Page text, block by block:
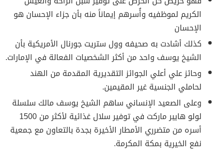
الكريم لموظفيه وأُسرهم إيماناً منه بأن جزاء الإحسان هو
الإحسان
كذلك أشادت به صحيفه وول ستريت جورنال الأمريكية بأن
الشيخ يوسف واحد من أكثر الشخصيات الفعالة في الإمارات.
وحائز علي أعلي الجوائز التقديرية المقدمة من الهند
لحاملي الجنسية غير المقيمين.
وعلى الصعيد الإنساني ساهم الشيخ يوسف مالك سلسلة
لولو هايبر ماركت في توفير سلال غذائية لأكثر من 1500
أسره من متضرري الأمطار الأخيرة بجدة بالتعاون مع جمعية
نفع الخيرية بمكة المكرمة.